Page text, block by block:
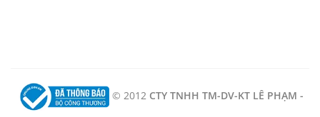
© 2012 CTY TNHH TM-DV-KT LÊ PHẠM -